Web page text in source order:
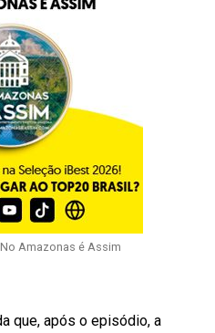
Amazonas é Assim
que, após o episódio, a